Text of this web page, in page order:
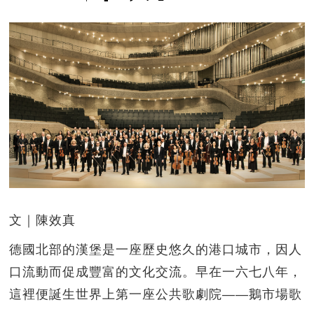
文｜陳效真
德國北部的漢堡是一座歷史悠久的港口城市，因人
口流動而促成豐富的文化交流。早在一六七八年，
這裡便誕生世界上第一座公共歌劇院——鵝市場歌